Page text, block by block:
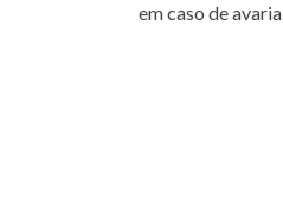
em caso de avaria.